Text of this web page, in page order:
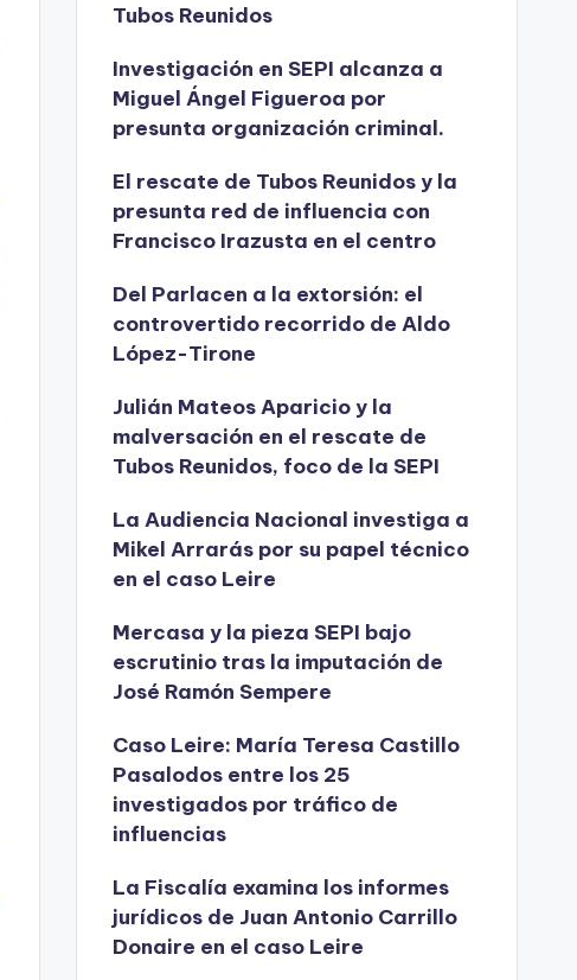
Tubos Reunidos
Investigación en SEPI alcanza a
Miguel Ángel Figueroa por
presunta organización criminal.
El rescate de Tubos Reunidos y la
presunta red de influencia con
Francisco Irazusta en el centro
Del Parlacen a la extorsión: el
controvertido recorrido de Aldo
López-Tirone
Julián Mateos Aparicio y la
malversación en el rescate de
Tubos Reunidos, foco de la SEPI
La Audiencia Nacional investiga a
Mikel Arrarás por su papel técnico
en el caso Leire
Mercasa y la pieza SEPI bajo
escrutinio tras la imputación de
José Ramón Sempere
Caso Leire: María Teresa Castillo
Pasalodos entre los 25
investigados por tráfico de
influencias
La Fiscalía examina los informes
jurídicos de Juan Antonio Carrillo
Donaire en el caso Leire